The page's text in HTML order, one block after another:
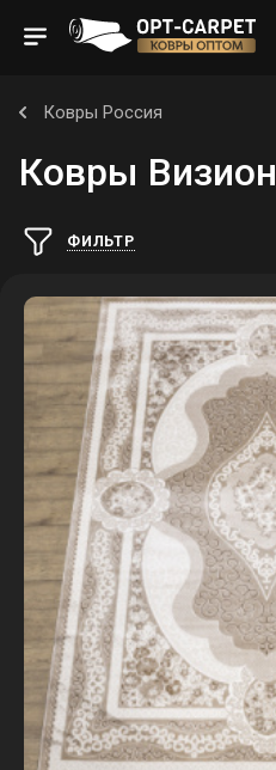
Ковры Россия
Ковры Визион
ФИЛЬТР